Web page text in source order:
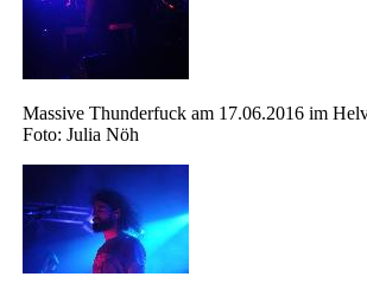
Massive Thunderfuck am 17.06.2016 im
Foto: Julia Nöh